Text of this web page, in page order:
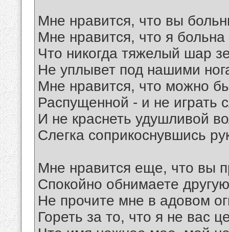
Мне нравится, что вы
Мне нравится, что я
Что никогда тяжелый шар
Не уплывет под нашими
Мне нравится, что можно
Распущенной - и не играть
И не краснеть удушливой
Слегка соприкоснувшись
Мне нравится еще, что вы
Спокойно обнимаете
Не прочите мне в адовом
Гореть за то, что я не вас